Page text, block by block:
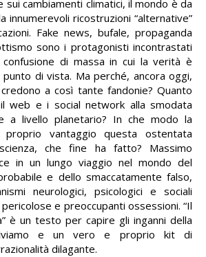
cambiamenti climatici, il mondo è da
innumerevoli ricostruzioni “alternative”
Fake news, bufale, propaganda
sono i protagonisti incontrastati
di massa in cui la verità è
di vista. Ma perché, ancora oggi,
a così tante fandonie? Quanto
web e i social network alla smodata
a livello planetario? In che modo la
vantaggio questa ostentata
che fine ha fatto? Massimo
in un lungo viaggio nel mondo del
e dello smaccatamente falso,
neurologici, psicologici e sociali
e preoccupanti ossessioni. “Il
è un testo per capire gli inganni della
e un vero e proprio kit di
dilagante.